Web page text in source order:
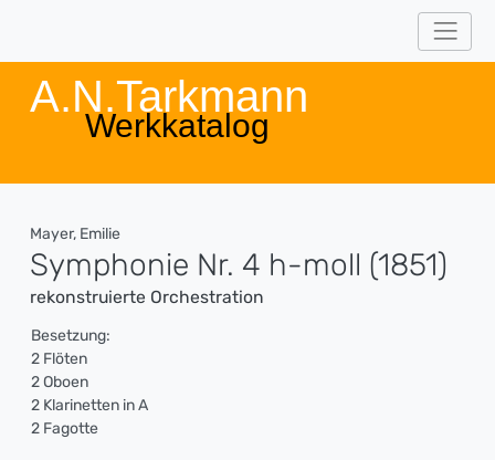
A.N.Tarkmann
Werkkatalog
Mayer, Emilie
Symphonie Nr. 4 h-moll (1851)
rekonstruierte Orchestration
Besetzung:
2 Flöten
2 Oboen
2 Klarinetten in A
2 Fagotte